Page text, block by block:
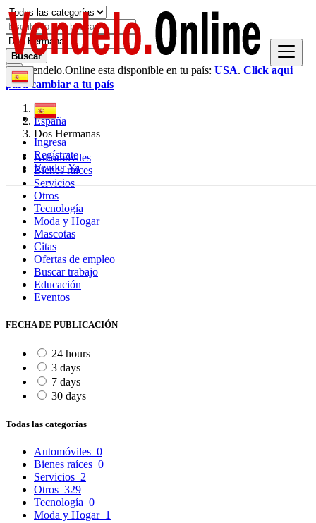
Ingresa
Regístrate
Vender Ya
Buscar
× Vendelo.Online esta disponible en tu país: USA. Click aqui
para cambiar a tu país
España
Dos Hermanas
Automóviles
Bienes raíces
Servicios
Otros
Tecnología
Moda y Hogar
Mascotas
Citas
Ofertas de empleo
Buscar trabajo
Educación
Eventos
FECHA DE PUBLICACIÓN
24 hours
3 days
7 days
30 days
Todas las categorías
Automóviles 0
Bienes raíces 0
Servicios 2
Otros 329
Tecnología 0
Moda y Hogar 1